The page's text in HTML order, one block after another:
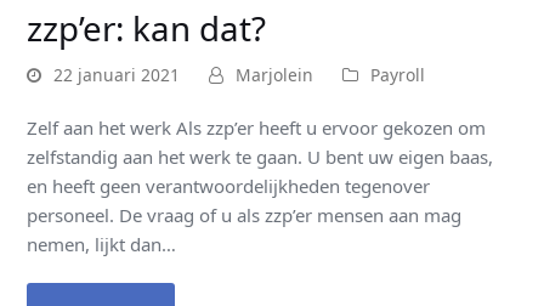
zzp’er: kan dat?
22 januari 2021 Marjolein Payroll
Zelf aan het werk Als zzp’er heeft u ervoor gekozen om
zelfstandig aan het werk te gaan. U bent uw eigen baas,
en heeft geen verantwoordelijkheden tegenover
personeel. De vraag of u als zzp’er mensen aan mag
nemen, lijkt dan…